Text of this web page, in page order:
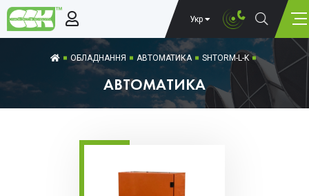
Укр
ОБЛАДНАННЯ АВТОМАТИКА SHTORM-L-K
АВТОМАТИКА